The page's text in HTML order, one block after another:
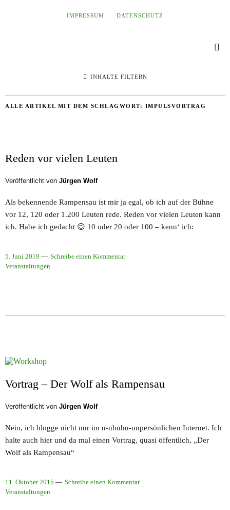
IMPRESSUM DATENSCHUTZ
INHALTE FILTERN
ALLE ARTIKEL MIT DEM SCHLAGWORT: IMPULSVORTRAG
Reden vor vielen Leuten
Veröffentlicht von Jürgen Wolf
Als bekennende Rampensau ist mir ja egal, ob ich auf der Bühne
vor 12, 120 oder 1.200 Leuten rede. Reden vor vielen Leuten kann
ich. Habe ich gedacht 😉 10 oder 20 oder 100 – kenn‘ ich:
5. Juni 2019
Schreibe einen Kommentar
Veranstaltungen
Vortrag – Der Wolf als Rampensau
Veröffentlicht von Jürgen Wolf
Nein, ich blogge nicht nur im u-uhuhu-unpersönlichen Internet. Ich
halte auch hier und da mal einen Vortrag, quasi öffentlich, „Der
Wolf als Rampensau“
11. Oktober 2015
Schreibe einen Kommentar
Veranstaltungen